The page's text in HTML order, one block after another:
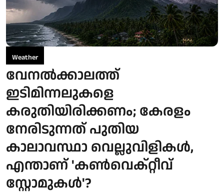
Weather
വേനല്‍ക്കാലത്ത്
ഇടിമിന്നലുകളെ
കരുതിയിരിക്കണം; കേരളം
നേരിടുന്നത് പുതിയ
കാലാവസ്ഥാ വെല്ലുവിളികള്‍,
എന്താണ് 'കൺവെക്റ്റീവ്
സ്റ്റോമുകൾ'?